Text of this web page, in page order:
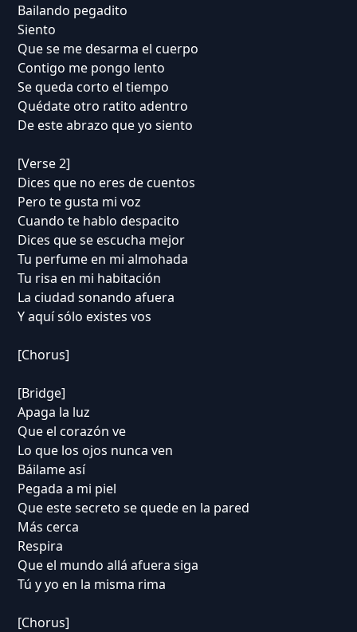
Bailando pegadito
Siento
Que se me desarma el cuerpo
Contigo me pongo lento
Se queda corto el tiempo
Quédate otro ratito adentro
De este abrazo que yo siento
[Verse 2]
Dices que no eres de cuentos
Pero te gusta mi voz
Cuando te hablo despacito
Dices que se escucha mejor
Tu perfume en mi almohada
Tu risa en mi habitación
La ciudad sonando afuera
Y aquí sólo existes vos
[Chorus]
[Bridge]
Apaga la luz
Que el corazón ve
Lo que los ojos nunca ven
Báilame así
Pegada a mi piel
Que este secreto se quede en la pared
Más cerca
Respira
Que el mundo allá afuera siga
Tú y yo en la misma rima
[Chorus]